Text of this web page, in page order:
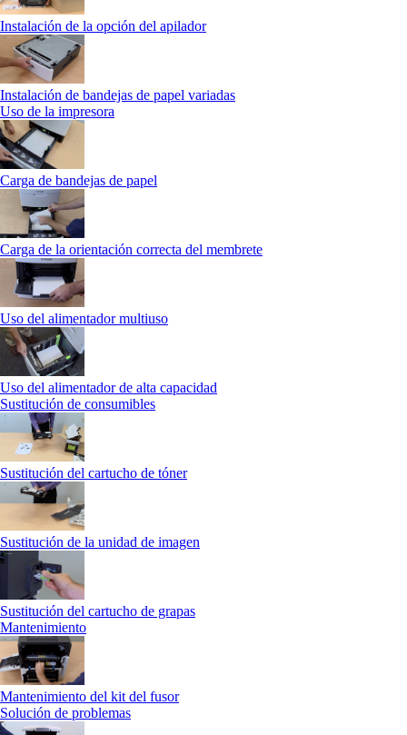
Instalación de la opción del apilador
Instalación de bandejas de papel variadas
Uso de la impresora
Carga de bandejas de papel
Carga de la orientación correcta del membrete
Uso del alimentador multiuso
Uso del alimentador de alta capacidad
Sustitución de consumibles
Sustitución del cartucho de tóner
Sustitución de la unidad de imagen
Sustitución del cartucho de grapas
Mantenimiento
Mantenimiento del kit del fusor
Solución de problemas